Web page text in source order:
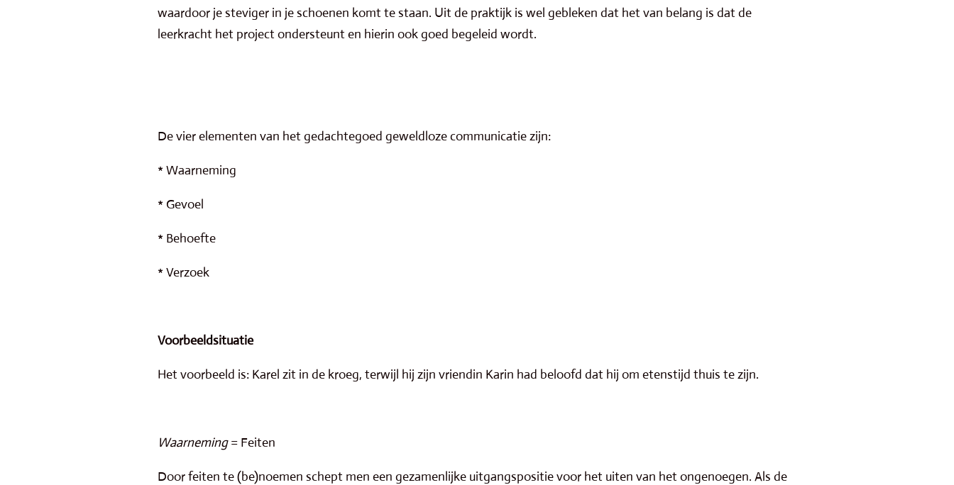
waardoor je steviger in je schoenen komt te staan. Uit de praktijk is wel gebleken dat het van belang is dat de
leerkracht het project ondersteunt en hierin ook goed begeleid wordt.
De vier elementen van het gedachtegoed geweldloze communicatie zijn:
* Waarneming
* Gevoel
* Behoefte
* Verzoek
Voorbeeldsituatie
Het voorbeeld is: Karel zit in de kroeg, terwijl hij zijn vriendin Karin had beloofd dat hij om etenstijd thuis te zijn.
Waarneming= Feiten
Door feiten te (be)noemen schept men een gezamenlijke uitgangspositie voor het uiten van het ongenoegen. Als de